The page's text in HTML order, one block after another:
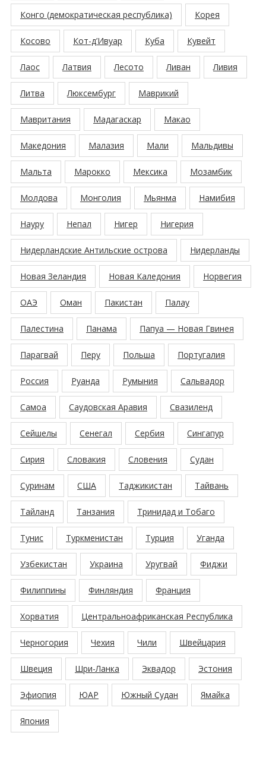
Конго (демократическая республика) Корея
Косово Кот-д’Ивуар Куба Кувейт
Лаос Латвия Лесото Ливан Ливия
Литва Люксембург Маврикий
Мавритания Мадагаскар Макао
Македония Малазия Мали Мальдивы
Мальта Марокко Мексика Мозамбик
Молдова Монголия Мьянма Намибия
Науру Непал Нигер Нигерия
Нидерландские Антильские острова Нидерланды
Новая Зеландия Новая Каледония Норвегия
ОАЭ Оман Пакистан Палау
Палестина Панама Папуа — Новая Гвинея
Парагвай Перу Польша Португалия
Россия Руанда Румыния Сальвадор
Самоа Саудовская Аравия Свазиленд
Сейшелы Сенегал Сербия Сингапур
Сирия Словакия Словения Судан
Суринам США Таджикистан Тайвань
Тайланд Танзания Тринидад и Тобаго
Тунис Туркменистан Турция Уганда
Узбекистан Украина Уругвай Фиджи
Филиппины Финляндия Франция
Хорватия Центральноафриканская Республика
Черногория Чехия Чили Швейцария
Швеция Шри-Ланка Эквадор Эстония
Эфиопия ЮАР Южный Судан Ямайка
Япония